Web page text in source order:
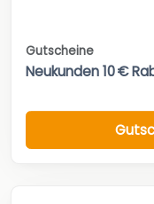
Gutscheine
Neukunden 10 €